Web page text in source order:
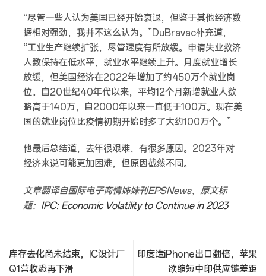
“尽管一些人认为美国已经开始衰退，但鉴于其他经济数
据相对强劲，我并不这么认为。”DuBravac补充道，
“工业生产继续扩张，尽管速度有所放缓。申请失业救济
人数保持在低水平，就业水平继续上升。月度就业增长
放缓，但美国经济在2022年增加了约450万个就业岗
位。自20世纪40年代以来，平均12个月新增就业人数
略高于140万，自2000年以来一直低于100万。现在美
国的就业岗位比疫情初期开始时多了大约100万个。”
他最后总结道，去年很艰难，有很多原因。2023年对
经济来说可能更加困难，但原因截然不同。
文章翻译自国际电子商情姊妹刊EPSNews，原文标
题： IPC: Economic Volatility to Continue in 2023
库存去化尚未结束，IC设计厂
Q1营收恐再下滑
印度造iPhone出口翻倍，苹果
欲缩短中印供应链差距